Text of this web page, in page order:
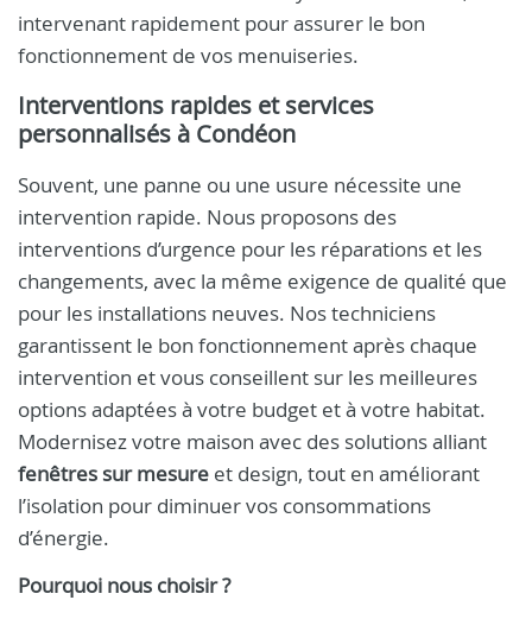
intervenant rapidement pour assurer le bon
fonctionnement de vos menuiseries.
Interventions rapides et services
personnalisés à Condéon
Souvent, une panne ou une usure nécessite une
intervention rapide. Nous proposons des
interventions d’urgence pour les réparations et les
changements, avec la même exigence de qualité que
pour les installations neuves. Nos techniciens
garantissent le bon fonctionnement après chaque
intervention et vous conseillent sur les meilleures
options adaptées à votre budget et à votre habitat.
Modernisez votre maison avec des solutions alliant
fenêtres sur mesure et design, tout en améliorant
l’isolation pour diminuer vos consommations
d’énergie.
Pourquoi nous choisir ?